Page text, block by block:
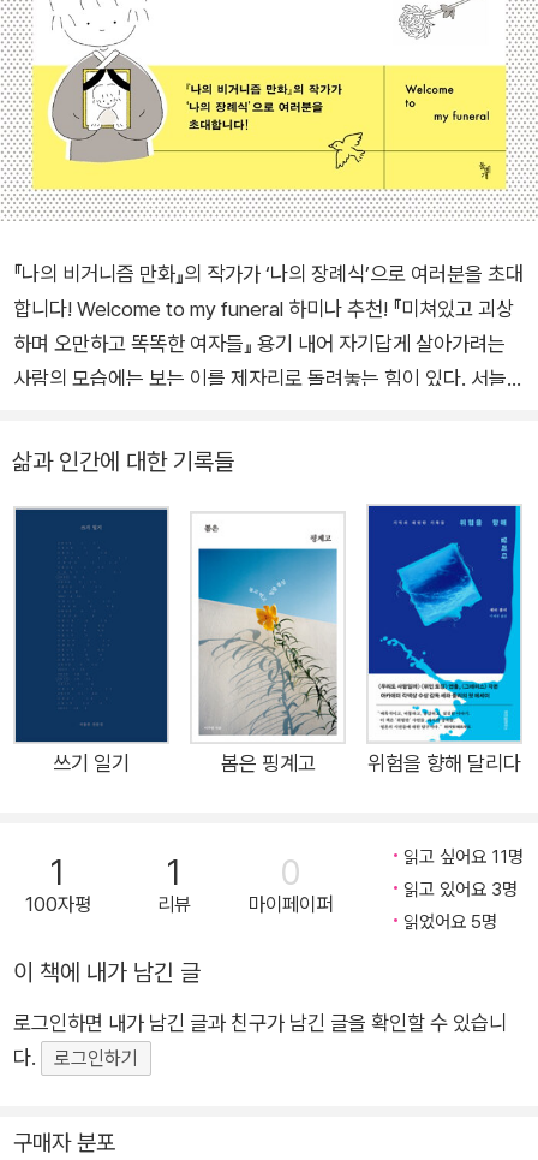
『나의 비거니즘 만화』의 작가가 ‘나의 장례식’으로 여러분을 초대
합니다! Welcome to my funeral 하미나 추천! 『미쳐있고 괴상
하며 오만하고 똑똑한 여자들』 용기 내어 자기답게 살아가려는
사람의 모습에는 보는 이를 제자리로 돌려놓는 힘이 있다. 서늘한
품고 사는 분들께 이 책을 추천한다. 다만 이 책이 그 이유를 알려
수 있다”고 니체는 말했지만… 그 ‘살아야 할 이유’란 건 대체 무
엇인가요? 『나의 비거니즘 만화』로 2만이 넘는 독자를 성공적으
로 ‘비거니즘’veganism의 세계로 안내한 보선의 신작 그림에세
이. 누구나 그렇듯, 작가인 보선도 인생의 어느 시점에 죽음에 대
해 고민했다. 우울증을 앓기도 했던 탓일까, 그는 “태어난 이상
계속 살아야 한다는 사실이 버겁다”고 느꼈고, “나 자신이 뜬구
름 같다”고 여기기도 했다. 그에게는 “삶과 죽음의 선택지 앞에
서 계속 삶을 선택하고 있다”는 사실이 당연하지 않았기에, ‘살아
기꺼이 보선의 유튜브 라이브 장례식에 참석해 ‘축하의 말’을 전
했다. 보선은 이런 ‘별스러운 이별 의식’을 통해 무엇을 이루고 싶
었을까? 그리고 무엇을 얻었을까? 『나의 장례식에 어서 오세요』
에 그런 해답이 담겨 있을지는 확실하지 않지만, 보선은 단지 “나
는 이렇게 살아냈답니다.” 하고 말하고 싶었다. “우리에게 주어진
가장 확실한 미래는 죽음이야, 그러니까…” 2만이 넘는 독자를
‘비거니즘’veganism의 세계로 안내한 보선의 신작 그림에세이
만화』에 이은 세 번째 작품이다. ‘죽음’이란 어쩌면 굉장히 단순하
삶과 인간에 대한 기록들
쓰기 일기 봄은 핑계고 위험을 향해 달리다
1
100자평
1
리뷰
0
마이페이퍼
읽고 싶어요 11명
읽고 있어요 3명
읽었어요 5명
이 책에 내가 남긴 글
로그인하면 내가 남긴 글과 친구가 남긴 글을 확인할 수 있습니
다.
로그인하기
구매자 분포